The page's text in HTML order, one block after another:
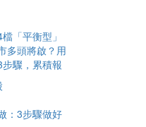
「平衡型」
多頭將啟？用
驟，累積報
：3步驟做好